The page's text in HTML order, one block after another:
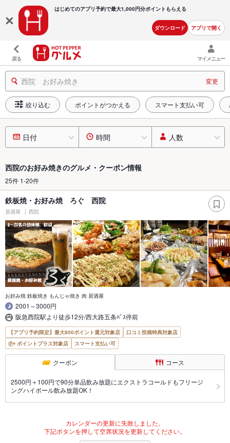
はじめてのアプリ予約で最大1,000円分ポイントもらえる
ダウンロード アプリで開く
戻る マイメニュー
西院 お好み焼き 変更
絞り込む ポイントがつかえる スマート支払い可
日付 時間 人数
西院のお好み焼きのグルメ・クーポン情報
25件 1-20件
鉄板焼・お好み焼 ろぐ 西院
居酒屋 西院
お好み焼 鉄板焼き もんじゃ焼き 肉 居酒屋
2001～3000円
阪急西院駅より徒歩12分/西大路五条ﾊﾞｽ停前
【アプリ予約限定】最大800ポイント還元対象店
口コミ投稿特典対象店
ポイントプラス対象店
スマート支払い可
クーポン コース
2500円＋100円で90分単品飲み放題にエクストラコールドもフリージ
ングハイボール飲み放題OK！
カレンダーの更新に失敗しました。
下記ボタンを押して空席状況を更新してください。